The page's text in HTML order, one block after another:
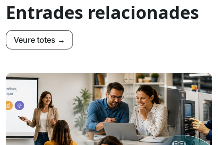
Entrades relacionades
Veure totes →